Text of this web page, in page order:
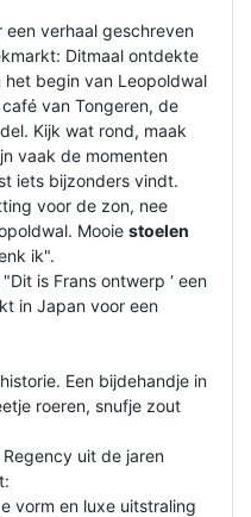
een verhaal geschreven
Ditmaal ontdekte
het begin van Leopoldwal
van Tongeren, de
Kijk wat rond, maak
vaak de momenten
iets bijzonders vindt.
voor de zon, nee
Mooie stoelen
ik".
is Frans ontwerp ‘ een
in Japan voor een
Een bijdehandje in
roeren, snufje zout
uit de jaren
vorm en luxe uitstraling